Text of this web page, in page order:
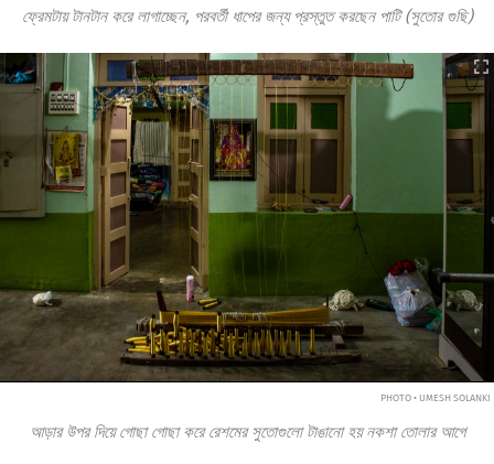
ফ্রেমটায় টানটান করে লাগাচ্ছেন, পরবর্তী ধাপের জন্য প্রস্তুত করছেন পাটি (সুতোর গুছি)
PHOTO • UMESH SOLANKI
আড়ার উপর দিয়ে গোছা গোছা করে রেশমের সুতোগুলো টাঙানো হয় নকশা তোলার আগে